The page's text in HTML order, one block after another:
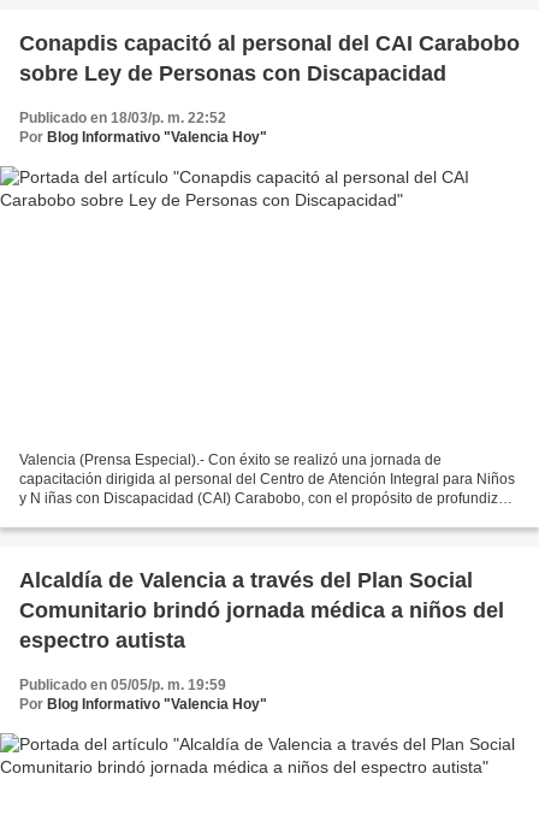
Conapdis capacitó al personal del CAI Carabobo
sobre Ley de Personas con Discapacidad
Publicado en 18/03/p. m. 22:52
Por Blog Informativo "Valencia Hoy"
Valencia (Prensa Especial).- Con éxito se realizó una jornada de
capacitación dirigida al personal del Centro de Atención Integral para Niños
y N iñas con Discapacidad (CAI) Carabobo, con el propósito de profundizar
Alcaldía de Valencia a través del Plan Social
Comunitario brindó jornada médica a niños del
espectro autista
Publicado en 05/05/p. m. 19:59
Por Blog Informativo "Valencia Hoy"